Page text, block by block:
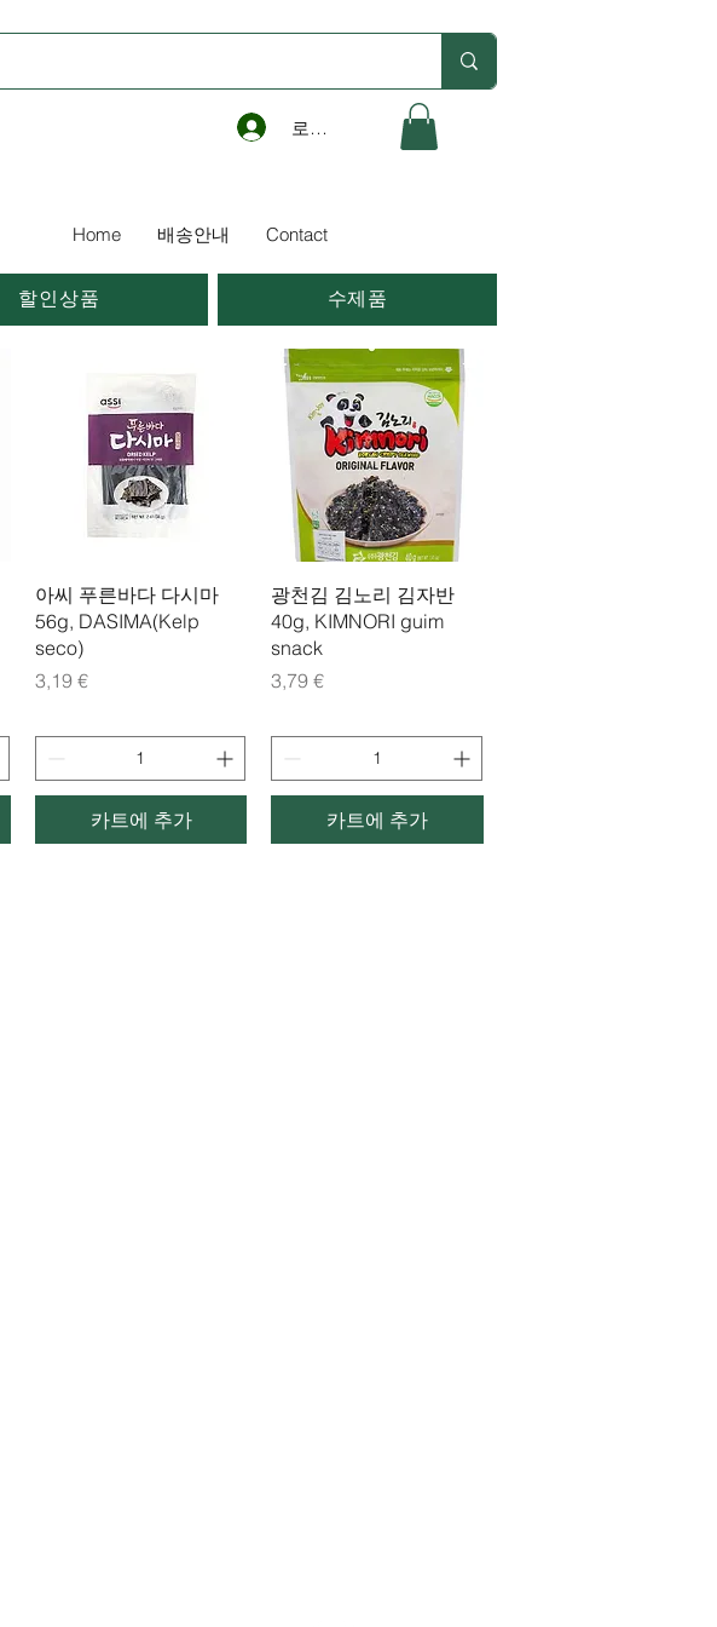
로그인
Home 배송안내 Contact
할인상품 수제품
제품보기
아씨 푸른바다 다시마
56g, DASIMA(Kelp
seco)
가격
3,19 €
카트에 추가
제품보기
광천김 김노리 김자반
40g, KIMNORI guim
snack
가격
3,79 €
카트에 추가